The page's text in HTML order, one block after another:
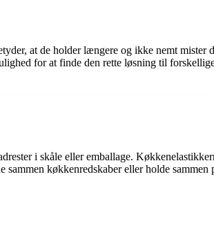
at de holder længere og ikke nemt mister
for at finde den rette løsning til
i skåle eller emballage.
køkkenredskaber eller holde sammen